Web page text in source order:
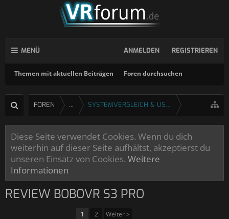
MENÜ
Themen mit aktuellen Beiträgen Foren durchsuchen
ANMELDEN REGISTRIEREN
FOREN ... SYSTEMVERGLEICH & USERTESTS
Diese Seite verwendet Cookies. Wenn du dich
weiterhin auf dieser Seite aufhältst, akzeptierst du
unseren Einsatz von Cookies. Weitere
Informationen
REVIEW BOBOVR S3 PRO
1 2 Weiter >